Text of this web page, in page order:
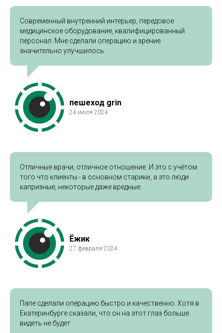
Современный внутренний интерьер, передовое
медицинское оборудование, квалифицированный
персонал. Мне сделали операцию и зрение
значительно улучшилось.
пешеход grin
24 июля 2024
Отличные врачи, отличное отношение. И это с учётом
того что клиенты - в основном старики, а это люди
капризные, некоторые даже вредные.
Ёжик
27 февраля 2024
Папе сделали операцию быстро и качественно. Хотя в
Екатеринбурге сказали, что он на этот глаз больше
видеть не будет